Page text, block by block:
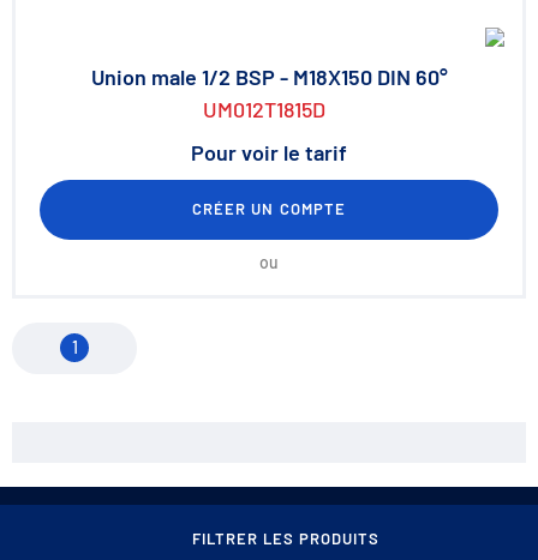
FILTRER LES PRODUITS
Union male 1/2 BSP - M18X150 DIN 60°
UM012T1815D
Pour voir le tarif
CRÉER UN COMPTE
ou
1
Protection des données / Cookies